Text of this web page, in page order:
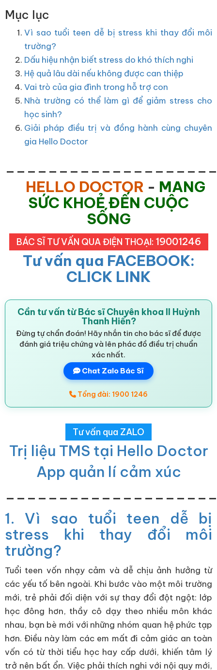
Mục lục
Vì sao tuổi teen dễ bị stress khi thay đổi môi
trường?
Dấu hiệu nhận biết stress do khó thích nghi
Hệ quả lâu dài nếu không được can thiệp
Vai trò của gia đình trong hỗ trợ con
Nhà trường có thể làm gì để giảm stress cho
học sinh?
Giải pháp điều trị và đồng hành cùng chuyên
gia Hello Doctor
HELLO DOCTOR - MANG
SỨC KHOẺ ĐẾN CUỘC
SỐNG
BÁC SĨ TƯ VẤN QUA ĐIỆN THOẠI: 19001246
Tư vấn qua FACEBOOK:
CLICK LINK
Cần tư vấn từ Bác sĩ Chuyên khoa II Huỳnh
Thanh Hiển?
Đừng tự chẩn đoán! Hãy nhắn tin cho bác sĩ để được
đánh giá triệu chứng và lên phác đồ điều trị chuẩn
xác nhất.
Chat Zalo Bác Sĩ
Tổng đài: 1900 1246
Tư vấn qua ZALO
Trị liệu TMS tại Hello Doctor
App quản lí cảm xúc
1. Vì sao tuổi teen dễ bị
stress khi thay đổi môi
trường?
Tuổi teen vốn nhạy cảm và dễ chịu ảnh hưởng từ
các yếu tố bên ngoài. Khi bước vào một môi trường
mới, trẻ phải đối diện với sự thay đổi đột ngột: lớp
học đông hơn, thầy cô dạy theo nhiều môn khác
nhau, bạn bè mới với những nhóm quan hệ phức tạp
hơn. Điều này làm các em mất đi cảm giác an toàn
vốn có từ thời tiểu học hay cấp dưới, khiến tâm lý
trở nên bất ổn. Việc phải thích nghi với nội quy mới,